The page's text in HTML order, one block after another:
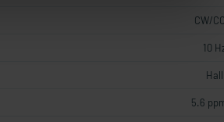
CW/
10
Hall
5.6